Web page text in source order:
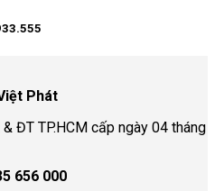
Phát
ĐT TP.HCM cấp ngày 04 tháng
656 000